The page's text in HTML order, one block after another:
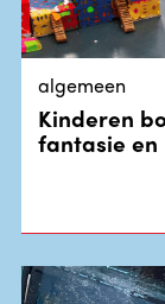
algemeen
Kinderen
fantasie